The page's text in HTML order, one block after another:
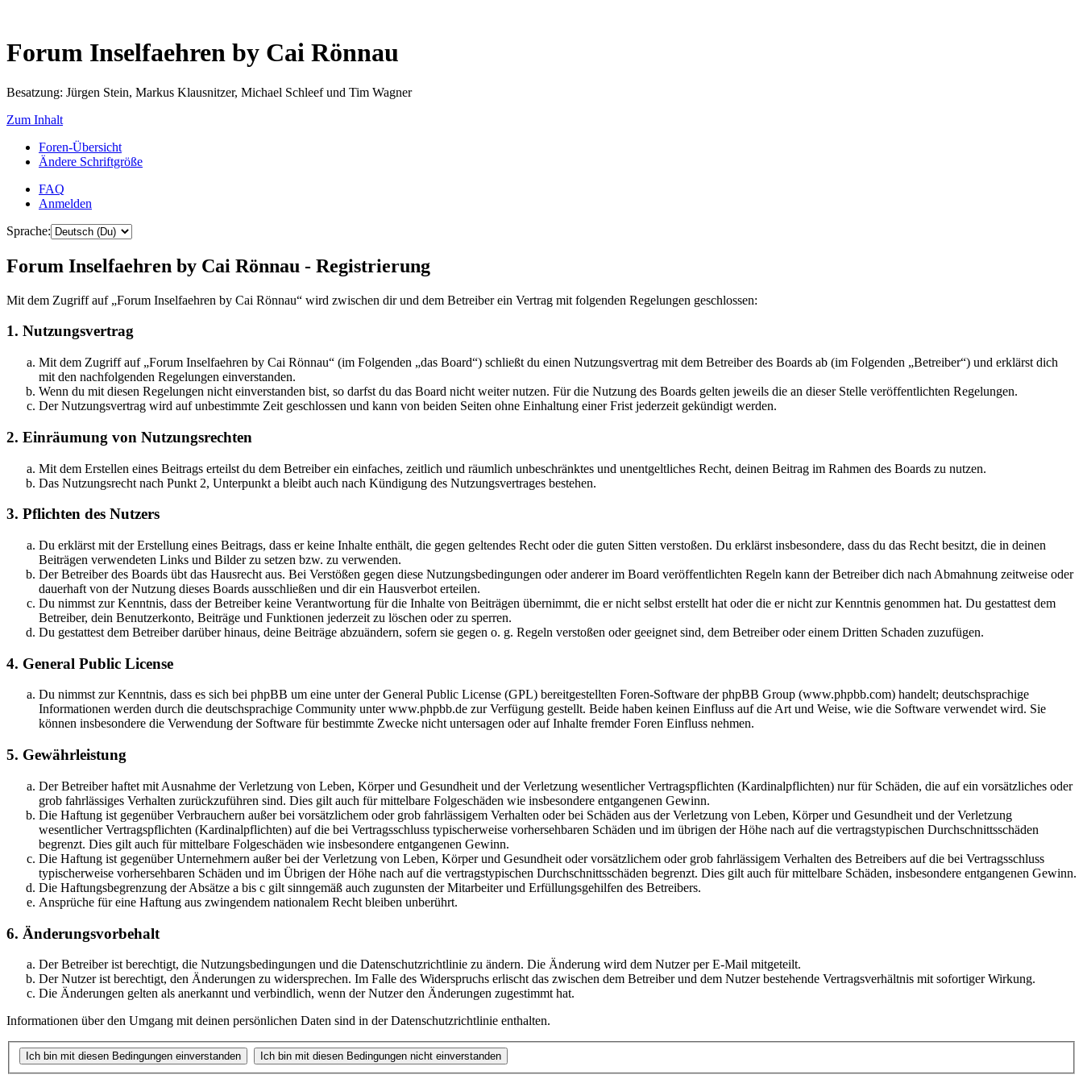
Forum Inselfaehren by Cai Rönnau
Besatzung: Jürgen Stein, Markus Klausnitzer, Michael Schleef und Tim Wagner
Zum Inhalt
Foren-Übersicht
Ändere Schriftgröße
FAQ
Anmelden
Sprache:
Forum Inselfaehren by Cai Rönnau - Registrierung
Mit dem Zugriff auf „Forum Inselfaehren by Cai Rönnau“ wird zwischen dir und dem Betreiber ein Vertrag mit folgenden Regelungen geschlossen:
1. Nutzungsvertrag
Mit dem Zugriff auf „Forum Inselfaehren by Cai Rönnau“ (im Folgenden „das Board“) schließt du einen Nutzungsvertrag mit dem Betreiber des Boards ab (im Folgenden „Betreiber“) und erklärst dich
mit den nachfolgenden Regelungen einverstanden.
Wenn du mit diesen Regelungen nicht einverstanden bist, so darfst du das Board nicht weiter nutzen. Für die Nutzung des Boards gelten jeweils die an dieser Stelle veröffentlichten Regelungen.
Der Nutzungsvertrag wird auf unbestimmte Zeit geschlossen und kann von beiden Seiten ohne Einhaltung einer Frist jederzeit gekündigt werden.
2. Einräumung von Nutzungsrechten
Mit dem Erstellen eines Beitrags erteilst du dem Betreiber ein einfaches, zeitlich und räumlich unbeschränktes und unentgeltliches Recht, deinen Beitrag im Rahmen des Boards zu nutzen.
Das Nutzungsrecht nach Punkt 2, Unterpunkt a bleibt auch nach Kündigung des Nutzungsvertrages bestehen.
3. Pflichten des Nutzers
Du erklärst mit der Erstellung eines Beitrags, dass er keine Inhalte enthält, die gegen geltendes Recht oder die guten Sitten verstoßen. Du erklärst insbesondere, dass du das Recht besitzt, die in deinen
Beiträgen verwendeten Links und Bilder zu setzen bzw. zu verwenden.
Der Betreiber des Boards übt das Hausrecht aus. Bei Verstößen gegen diese Nutzungsbedingungen oder anderer im Board veröffentlichten Regeln kann der Betreiber dich nach Abmahnung zeitweise oder
dauerhaft von der Nutzung dieses Boards ausschließen und dir ein Hausverbot erteilen.
Du nimmst zur Kenntnis, dass der Betreiber keine Verantwortung für die Inhalte von Beiträgen übernimmt, die er nicht selbst erstellt hat oder die er nicht zur Kenntnis genommen hat. Du gestattest dem
Betreiber, dein Benutzerkonto, Beiträge und Funktionen jederzeit zu löschen oder zu sperren.
Du gestattest dem Betreiber darüber hinaus, deine Beiträge abzuändern, sofern sie gegen o. g. Regeln verstoßen oder geeignet sind, dem Betreiber oder einem Dritten Schaden zuzufügen.
4. General Public License
Du nimmst zur Kenntnis, dass es sich bei phpBB um eine unter der General Public License (GPL) bereitgestellten Foren-Software der phpBB Group (www.phpbb.com) handelt; deutschsprachige
Informationen werden durch die deutschsprachige Community unter www.phpbb.de zur Verfügung gestellt. Beide haben keinen Einfluss auf die Art und Weise, wie die Software verwendet wird. Sie
können insbesondere die Verwendung der Software für bestimmte Zwecke nicht untersagen oder auf Inhalte fremder Foren Einfluss nehmen.
5. Gewährleistung
Der Betreiber haftet mit Ausnahme der Verletzung von Leben, Körper und Gesundheit und der Verletzung wesentlicher Vertragspflichten (Kardinalpflichten) nur für Schäden, die auf ein vorsätzliches oder
grob fahrlässiges Verhalten zurückzuführen sind. Dies gilt auch für mittelbare Folgeschäden wie insbesondere entgangenen Gewinn.
Die Haftung ist gegenüber Verbrauchern außer bei vorsätzlichem oder grob fahrlässigem Verhalten oder bei Schäden aus der Verletzung von Leben, Körper und Gesundheit und der Verletzung
wesentlicher Vertragspflichten (Kardinalpflichten) auf die bei Vertragsschluss typischerweise vorhersehbaren Schäden und im übrigen der Höhe nach auf die vertragstypischen Durchschnittsschäden
begrenzt. Dies gilt auch für mittelbare Folgeschäden wie insbesondere entgangenen Gewinn.
Die Haftung ist gegenüber Unternehmern außer bei der Verletzung von Leben, Körper und Gesundheit oder vorsätzlichem oder grob fahrlässigem Verhalten des Betreibers auf die bei Vertragsschluss
typischerweise vorhersehbaren Schäden und im Übrigen der Höhe nach auf die vertragstypischen Durchschnittsschäden begrenzt. Dies gilt auch für mittelbare Schäden, insbesondere entgangenen Gewinn.
Die Haftungsbegrenzung der Absätze a bis c gilt sinngemäß auch zugunsten der Mitarbeiter und Erfüllungsgehilfen des Betreibers.
Ansprüche für eine Haftung aus zwingendem nationalem Recht bleiben unberührt.
6. Änderungsvorbehalt
Der Betreiber ist berechtigt, die Nutzungsbedingungen und die Datenschutzrichtlinie zu ändern. Die Änderung wird dem Nutzer per E-Mail mitgeteilt.
Der Nutzer ist berechtigt, den Änderungen zu widersprechen. Im Falle des Widerspruchs erlischt das zwischen dem Betreiber und dem Nutzer bestehende Vertragsverhältnis mit sofortiger Wirkung.
Die Änderungen gelten als anerkannt und verbindlich, wenn der Nutzer den Änderungen zugestimmt hat.
Informationen über den Umgang mit deinen persönlichen Daten sind in der Datenschutzrichtlinie enthalten.